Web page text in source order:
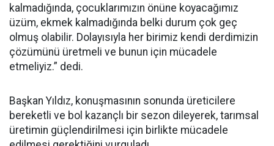
kalmadığında, çocuklarımızın önüne koyacağımız
üzüm, ekmek kalmadığında belki durum çok geç
olmuş olabilir. Dolayısıyla her birimiz kendi derdimizin
çözümünü üretmeli ve bunun için mücadele
etmeliyiz.” dedi.
Başkan Yıldız, konuşmasının sonunda üreticilere
bereketli ve bol kazançlı bir sezon dileyerek, tarımsal
üretimin güçlendirilmesi için birlikte mücadele